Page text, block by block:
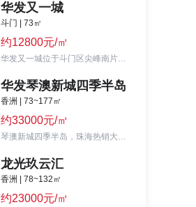
华发又一城
斗门 | 73㎡
约12800元/㎡
华发又一城位于斗门区尖峰南片区，主推户型为74-142㎡ ，均价约1.45-1.5万元/㎡。
华发琴澳新城四季半岛
香洲 | 73~177㎡
约33000元/㎡
琴澳新城四季半岛，珠海热销大盘，在售73-119㎡轻奢精装产品，208万起入住琴澳CBD精装房！
龙光玖云汇
香洲 | 78~132㎡
约23000元/㎡